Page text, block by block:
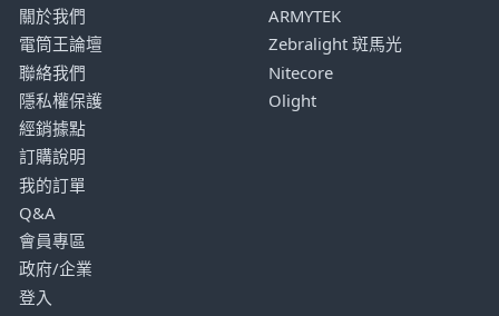
關於我們
電筒王論壇
聯絡我們
隱私權保護
經銷據點
訂購說明
我的訂單
Q&A
會員專區
政府/企業
登入
ARMYTEK
Zebralight 斑馬光
Nitecore
Olight